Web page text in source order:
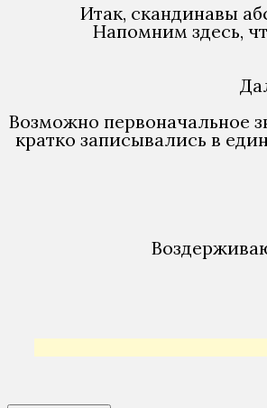
Итак, скандинавы
Напомним здесь,
Возможно первоначальное
кратко записывались в